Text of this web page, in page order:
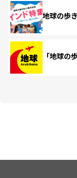
地球の歩
「地球の